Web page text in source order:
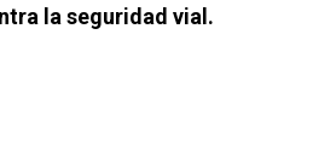
la seguridad vial.